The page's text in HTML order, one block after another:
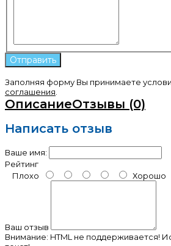
Заполняя форму Вы принимаете
соглашения
ОписаниеОтзывы (0)
Написать отзыв
Ваше имя:
Рейтинг
Плохо
Хорошо
Ваш отзыв
Внимание: HTML не поддерживается!